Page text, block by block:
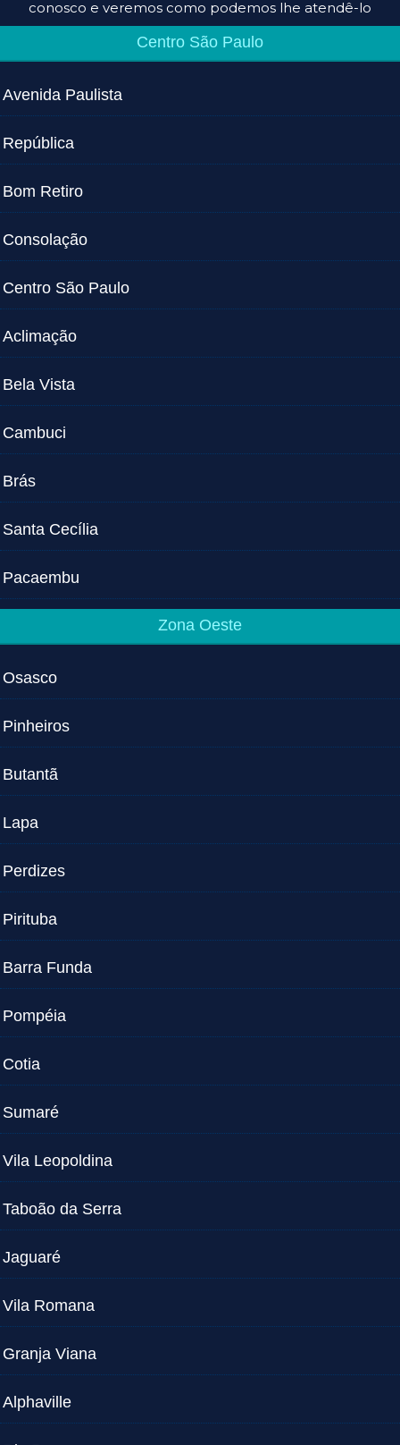
conosco e veremos como podemos lhe atendê-lo
Centro São Paulo
Avenida Paulista
República
Bom Retiro
Consolação
Centro São Paulo
Aclimação
Bela Vista
Cambuci
Brás
Santa Cecília
Pacaembu
Zona Oeste
Osasco
Pinheiros
Butantã
Lapa
Perdizes
Pirituba
Barra Funda
Pompéia
Cotia
Sumaré
Vila Leopoldina
Taboão da Serra
Jaguaré
Vila Romana
Granja Viana
Alphaville